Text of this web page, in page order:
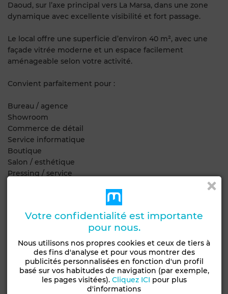
Daoud, sur l’axe principal vers La Marsa, dans une zone
dynamique avec excellente visibilité et fort passage.
Le local offre une superficie d’environ 40 m², avec une
façade vitrée moderne et un espace facilement
aménageable selon votre activité.
Convient parfaitement pour :
Bureau / agence
Showroom
Commerce de détail
Service informatique
Boutique
Salon / esthétique
Pressing / service
Emplacement stratégique
Forte visibilité sur route principale
Possibilité de garder l’activité actuelle ou changer
totalement le commerce
Façade moderne vitrée
Accès facile
Votre confidentialité est importante
pour nous.
Nous utilisons nos propres cookies et ceux de tiers à
des fins d'analyse et pour vous montrer des
publicités personnalisées en fonction d'un profil
basé sur vos habitudes de navigation (par exemple,
les pages visitées). Cliquez ICI pour plus
d'informations